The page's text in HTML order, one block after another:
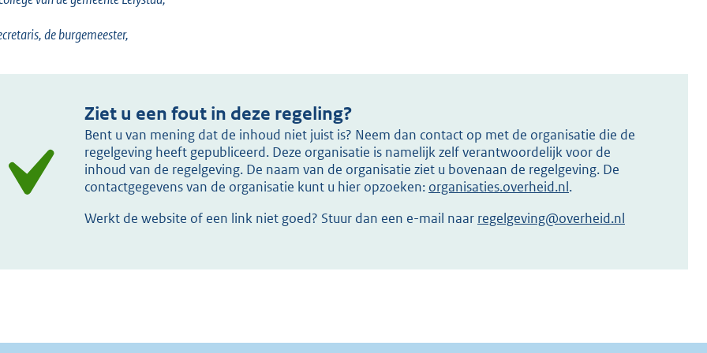
de burgemeester,
Ziet u een fout in deze regeling?
Bent u van mening dat de inhoud niet juist is? Neem dan contact op met de organisatie die de
regelgeving heeft gepubliceerd. Deze organisatie is namelijk zelf verantwoordelijk voor de
inhoud van de regelgeving. De naam van de organisatie ziet u bovenaan de regelgeving. De
contactgegevens van de organisatie kunt u hier opzoeken: organisaties.overheid.nl.
Werkt de website of een link niet goed? Stuur dan een e-mail naar regelgeving@overheid.nl